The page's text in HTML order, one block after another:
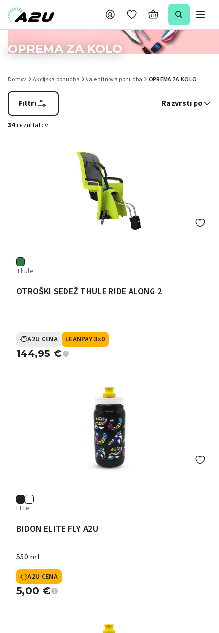
OPREMA ZA KOLO
Domov Akcijska ponudba Valentinova ponudba OPREMA ZA KOLO
Filtri
34rezultatov
Razvrsti po
Thule
OTROŠKI SEDEŽ THULE RIDE ALONG 2
A2U CENA LEANPAY 3x0
144,95 €
Elite
BIDON ELITE FLY A2U
550 ml
A2U CENA
5,00 €